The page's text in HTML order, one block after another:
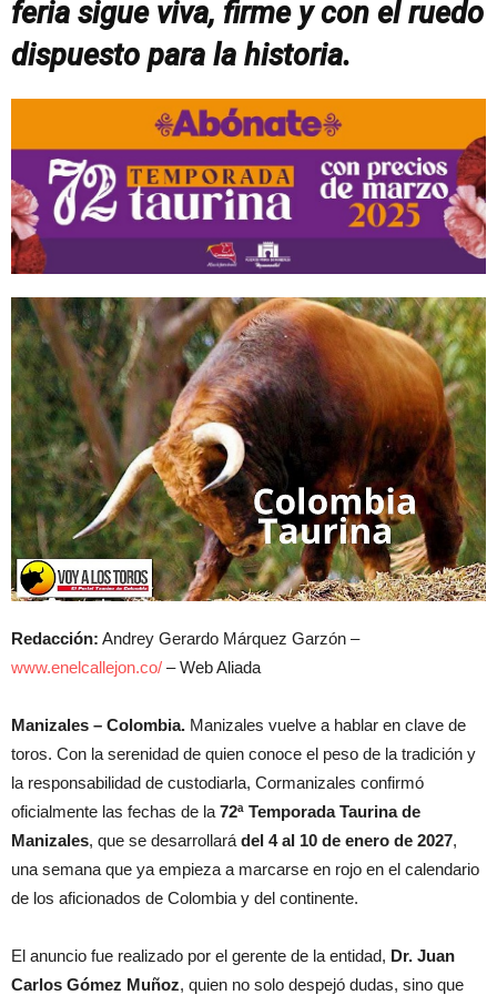
feria sigue viva, firme y con el ruedo
dispuesto para la historia.
Redacción: Andrey Gerardo Márquez Garzón –
www.enelcallejon.co/ – Web Aliada
Manizales – Colombia. Manizales vuelve a hablar en clave de
toros. Con la serenidad de quien conoce el peso de la tradición y
la responsabilidad de custodiarla, Cormanizales confirmó
oficialmente las fechas de la 72ª Temporada Taurina de
Manizales, que se desarrollará del 4 al 10 de enero de 2027,
una semana que ya empieza a marcarse en rojo en el calendario
de los aficionados de Colombia y del continente.
El anuncio fue realizado por el gerente de la entidad, Dr. Juan
Carlos Gómez Muñoz, quien no solo despejó dudas, sino que